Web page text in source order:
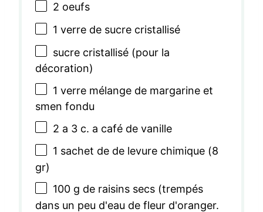
2 oeufs
1 verre de sucre cristallisé
sucre cristallisé (pour la
décoration)
1 verre mélange de margarine et
smen fondu
2 a 3 c. a café de vanille
1 sachet de de levure chimique (8
gr)
100 g de raisins secs (trempés
dans un peu d'eau de fleur d'oranger.